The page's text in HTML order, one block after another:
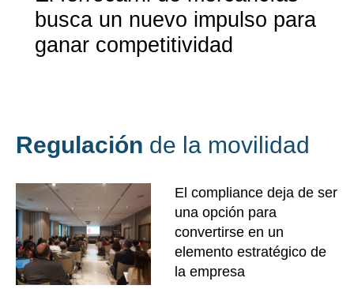
busca un nuevo impulso para
ganar competitividad
Regulación de la movilidad
El compliance deja de ser
una opción para
convertirse en un
elemento estratégico de
la empresa